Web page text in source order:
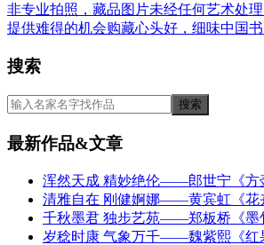
非专业拍照，藏品图片未经任何艺术处
提供难得的机会购藏心头好，细味中国书
搜索
最新作品&文章
浑然天成 精妙绝伦——郎世宁《方
清雅自在 刚健婀娜——黄宾虹《花
千秋墨君 独步艺苑——郑板桥《墨
岁稔时康 气象万千——魏紫熙《红